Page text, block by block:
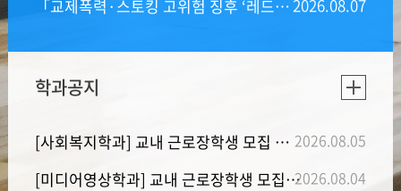
「교제폭력·스토킹 고위험 징후 ‘레드플래그 10’ 안내」2026.08.07
학과공지
[사회복지학과] 교내 근로장학생 모집 공고(~8/13) 2026.08.05
[미디어영상학과] 교내 근로장학생 모집 공고2026.08.04